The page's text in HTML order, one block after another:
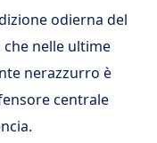
odierna del
nelle ultime
nerazzurro è
centrale